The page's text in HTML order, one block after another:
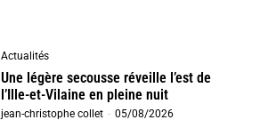
Actualités
Une légère secousse réveille l’est de
l’Ille-et-Vilaine en pleine nuit
jean-christophe collet - 05/08/2026